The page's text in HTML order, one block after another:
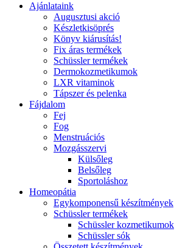
Ajánlataink
Augusztusi akció
Készletkisöprés
Könyv kiárusítás!
Fix áras termékek
Schüssler termékek
Dermokozmetikumok
LXR vitaminok
Tápszer és pelenka
Fájdalom
Fej
Fog
Menstruációs
Mozgásszervi
Külsőleg
Belsőleg
Sportoláshoz
Homeopátia
Egykomponensű készítmények
Schüssler termékek
Schüssler kozmetikumok
Schüssler sók